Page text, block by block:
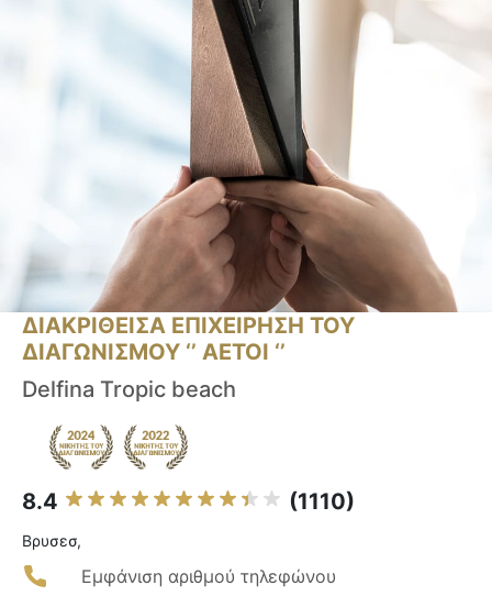
ΔΙΑΚΡΙΘΕΙΣΑ ΕΠΙΧΕΙΡΗΣΗ ΤΟΥ
ΔΙΑΓΩΝΙΣΜΟΥ ‘’ ΑΕΤΟΙ ‘’
Delfina Tropic beach
8.4 (1110)
Βρυσεσ,
Εμφάνιση αριθμού τηλεφώνου